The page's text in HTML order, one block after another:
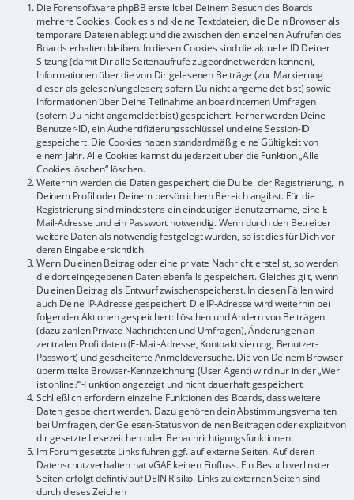
Die Forensoftware phpBB erstellt bei Deinem Besuch des Boards
mehrere Cookies. Cookies sind kleine Textdateien, die Dein Browser als
temporäre Dateien ablegt und die zwischen den einzelnen Aufrufen des
Boards erhalten bleiben. In diesen Cookies sind die aktuelle ID Deiner
Sitzung (damit Dir alle Seitenaufrufe zugeordnet werden können),
Informationen über die von Dir gelesenen Beiträge (zur Markierung
dieser als gelesen/ungelesen; sofern Du nicht angemeldet bist) sowie
Informationen über Deine Teilnahme an boardinternen Umfragen
(sofern Du nicht angemeldet bist) gespeichert. Ferner werden Deine
Benutzer-ID, ein Authentifizierungsschlüssel und eine Session-ID
gespeichert. Die Cookies haben standardmäßig eine Gültigkeit von
einem Jahr. Alle Cookies kannst du jederzeit über die Funktion „Alle
Cookies löschen“ löschen.
Weiterhin werden die Daten gespeichert, die Du bei der Registrierung, in
Deinem Profil oder Deinem persönlichem Bereich angibst. Für die
Registrierung sind mindestens ein eindeutiger Benutzername, eine E-
Mail-Adresse und ein Passwort notwendig. Wenn durch den Betreiber
weitere Daten als notwendig festgelegt wurden, so ist dies für Dich vor
deren Eingabe ersichtlich.
Wenn Du einen Beitrag oder eine private Nachricht erstellst, so werden
die dort eingegebenen Daten ebenfalls gespeichert. Gleiches gilt, wenn
Du einen Beitrag als Entwurf zwischenspeicherst. In diesen Fällen wird
auch Deine IP-Adresse gespeichert. Die IP-Adresse wird weiterhin bei
folgenden Aktionen gespeichert: Löschen und Ändern von Beiträgen
(dazu zählen Private Nachrichten und Umfragen), Änderungen an
zentralen Profildaten (E-Mail-Adresse, Kontoaktivierung, Benutzer-
Passwort) und gescheiterte Anmeldeversuche. Die von Deinem Browser
übermittelte Browser-Kennzeichnung (User Agent) wird nur in der „Wer
ist online?“-Funktion angezeigt und nicht dauerhaft gespeichert.
Schließlich erfordern einzelne Funktionen des Boards, dass weitere
Daten gespeichert werden. Dazu gehören dein Abstimmungsverhalten
bei Umfragen, der Gelesen-Status von deinen Beiträgen oder explizit von
dir gesetzte Lesezeichen oder Benachrichtigungsfunktionen.
Im Forum gesetzte Links führen ggf. auf externe Seiten. Auf deren
Datenschutzverhalten hat vGAF keinen Einfluss. Ein Besuch verlinkter
Seiten erfolgt defintiv auf DEIN Risiko. Links zu externen Seiten sind
durch dieses Zeichen